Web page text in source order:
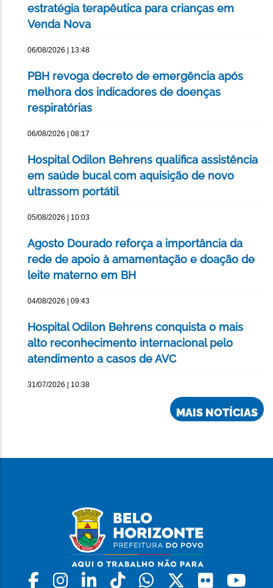
estratégia terapêutica para crianças em
Venda Nova
06/08/2026 | 13:48
PBH revoga decreto de emergência após
melhora dos indicadores de doenças
respiratórias
06/08/2026 | 08:17
Hospital Odilon Behrens qualifica assistência
em saúde bucal com aquisição de novo
ultrassom portátil
05/08/2026 | 10:03
Agosto Dourado reforça a importância da
rede de apoio à amamentação e doação de
leite materno em BH
04/08/2026 | 09:43
Hospital Odilon Behrens conquista o mais
alto reconhecimento internacional pelo
atendimento a casos de AVC
31/07/2026 | 10:38
MAIS NOTÍCIAS
Facebook
Instagram
LinkedinTiktokWhatsapp
X Flickr